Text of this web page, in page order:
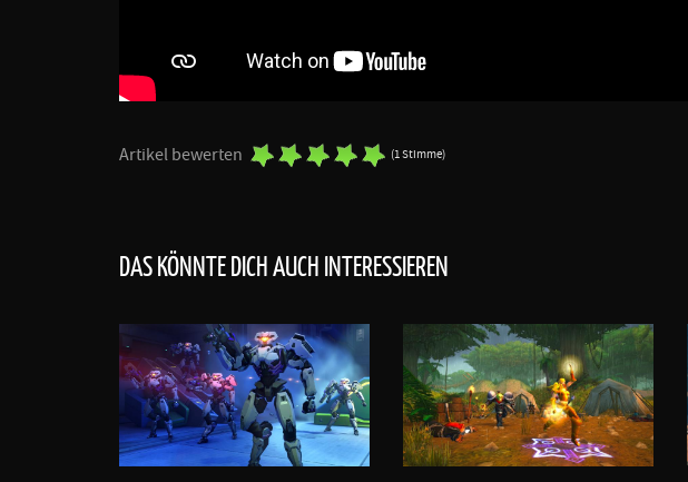
Artikel bewerten (1 Stimme)
DAS KÖNNTE DICH AUCH INTERESSIEREN